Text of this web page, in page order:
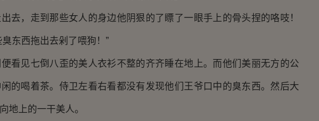
，走到那些女人的身边他阴狠的了瞟了一眼手上的骨头捏的咯吱！
东西拖出去剁了喂狗！”
见七倒八歪的美人衣衫不整的齐齐睡在地上。而他们美丽无方的公
的喝着茶。侍卫左看右看都没有发现他们王爷口中的臭东西。然后大
地上的一干美人。